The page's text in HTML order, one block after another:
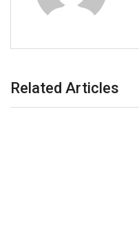
Related Articles